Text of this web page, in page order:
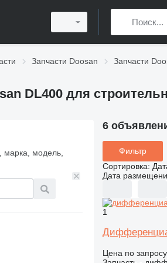
Запчасти Doosan Запчасти
DL400 для
марка, модель,
6
Фильтр
Сортировка:
Дата
1
Цена по запросу